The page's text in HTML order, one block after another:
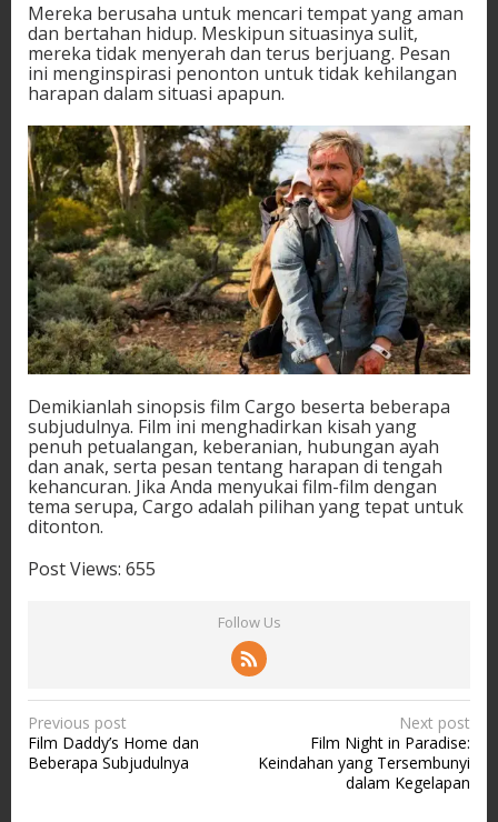
Mereka berusaha untuk mencari tempat yang aman
dan bertahan hidup. Meskipun situasinya sulit,
mereka tidak menyerah dan terus berjuang. Pesan
ini menginspirasi penonton untuk tidak kehilangan
harapan dalam situasi apapun.
Demikianlah sinopsis film Cargo beserta beberapa
subjudulnya. Film ini menghadirkan kisah yang
penuh petualangan, keberanian, hubungan ayah
dan anak, serta pesan tentang harapan di tengah
kehancuran. Jika Anda menyukai film-film dengan
tema serupa, Cargo adalah pilihan yang tepat untuk
ditonton.
Post Views: 655
Follow Us
P
o
Previous post
Film Daddy’s Home dan
Beberapa Subjudulnya
Next post
Film Night in Paradise:
Keindahan yang Tersembunyi
dalam Kegelapan